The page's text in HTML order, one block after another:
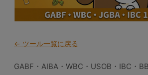
← ツール一覧に戻る
GABF・AIBA・WBC・USOB・IBC・